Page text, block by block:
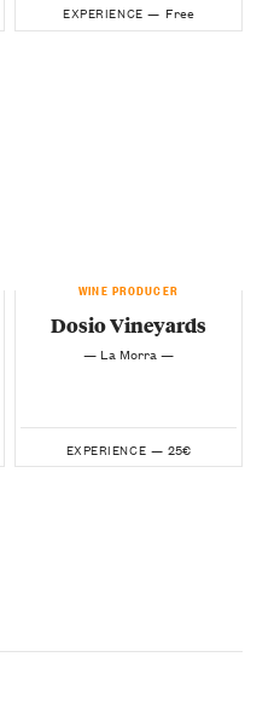
EXPERIENCE — Free
WINE PRODUCER
Dosio Vineyards
— La Morra —
EXPERIENCE — 25€